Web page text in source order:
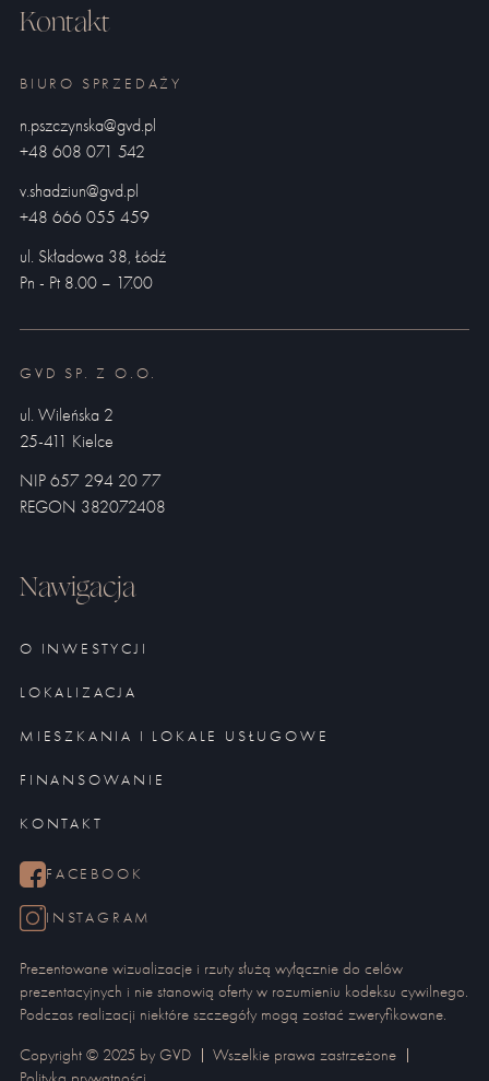
Kontakt
BIURO SPRZEDAŻY
n.pszczynska@gvd.pl
+48 608 071 542
v.shadziun@gvd.pl
+48 666 055 459
ul. Składowa 38, Łódź
Pn - Pt 8.00 – 17.00
GVD SP. Z O.O.
ul. Wileńska 2
25-411 Kielce
NIP 657 294 20 77
REGON 382072408
Nawigacja
O INWESTYCJI
LOKALIZACJA
MIESZKANIA I LOKALE USŁUGOWE
FINANSOWANIE
KONTAKT
FACEBOOK
INSTAGRAM
Copyright © 2025 by GVD
Wszelkie prawa zastrzeżone
Prezentowane wizualizacje i rzuty służą wyłącznie do celów
prezentacyjnych i nie stanowią oferty w rozumieniu kodeksu cywilnego.
Podczas realizacji niektóre szczegóły mogą zostać zweryfikowane.